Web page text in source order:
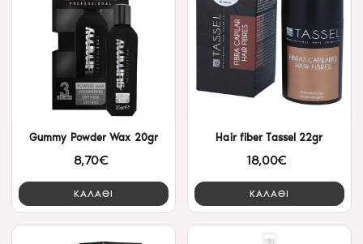
Gummy Powder Wax 20gr
8,70€
ΚΑΛΑΘΙ
Hair fiber Tassel 22gr
18,00€
ΚΑΛΑΘΙ